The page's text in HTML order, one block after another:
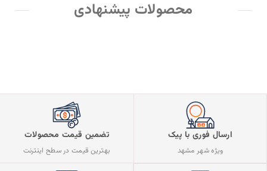
محصولات پیشنهادی
ارسال فوری با پیک
ویژه شهر مشهد
تضمین قیمت محصولات
بهترین قیمت در سطح اینترنت